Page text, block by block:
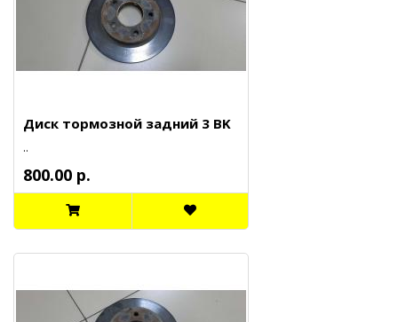
Диск тормозной задний 3 BK
..
800.00 р.